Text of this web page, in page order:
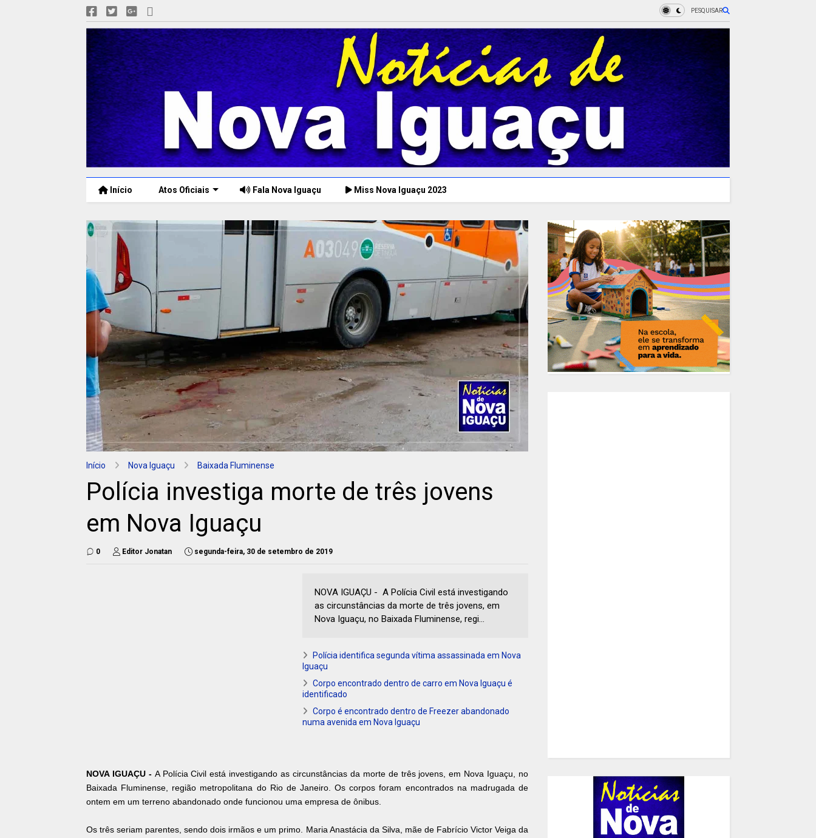
PESQUISAR
Início Atos Oficiais Fala Nova Iguaçu Miss Nova Iguaçu 2023
Início Nova Iguaçu Baixada Fluminense
Polícia investiga morte de três jovens
em Nova Iguaçu
0 Editor Jonatan segunda-feira, 30 de setembro de 2019
NOVA IGUAÇU - A Polícia Civil está investigando
as circunstâncias da morte de três jovens, em
Nova Iguaçu, no Baixada Fluminense, regi...
Polícia identifica segunda vítima assassinada em Nova
Iguaçu
Corpo encontrado dentro de carro em Nova Iguaçu é
identificado
Corpo é encontrado dentro de Freezer abandonado
numa avenida em Nova Iguaçu
NOVA IGUAÇU - A Polícia Civil está investigando as circunstâncias da morte de três jovens, em Nova Iguaçu, no
Baixada Fluminense, região metropolitana do Rio de Janeiro. Os corpos foram encontrados na madrugada de
ontem em um terreno abandonado onde funcionou uma empresa de ônibus.
Os três seriam parentes, sendo dois irmãos e um primo. Maria Anastácia da Silva, mãe de Fabrício Victor Veiga da